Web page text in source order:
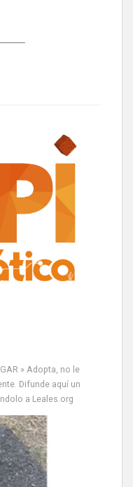
» Adopta, no le
Difunde aquí un
a Leales.org